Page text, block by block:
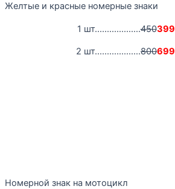
Желтые и красные номерные знаки
1 шт...................450399
2 шт...................800699
Номерной знак на мотоцикл